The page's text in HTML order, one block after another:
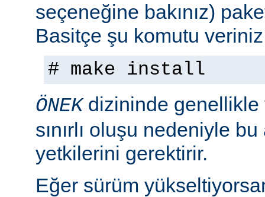
seçeneğine bakınız)
Basitçe şu komutu
# make install
ÖNEKdizininde genellikle
sınırlı oluşu nedeniyle
yetkilerini gerektirir.
Eğer sürüm